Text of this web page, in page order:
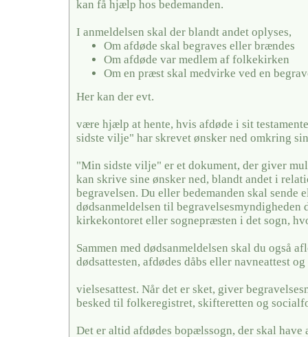
kan få hjælp hos bedemanden.
I anmeldelsen skal der blandt andet oplyses,
Om afdøde skal begraves eller brændes
Om afdøde var medlem af folkekirken
Om en præst skal medvirke ved en
Her kan der evt.
være hjælp at hente, hvis afdøde i sit
sidste vilje" har skrevet ønsker ned omkring
"Min sidste vilje" er et dokument, der giver
kan skrive sine ønsker ned, blandt andet i
begravelsen. Du eller bedemanden skal sende
dødsanmeldelsen til begravelsesmyndigheden
kirkekontoret eller sognepræsten i det sogn,
Sammen med dødsanmeldelsen skal du også
dødsattesten, afdødes dåbs eller navneattest og
vielsesattest. Når det er sket, giver
besked til folkeregistret, skifteretten og
Det er altid afdødes bopælssogn, der skal have